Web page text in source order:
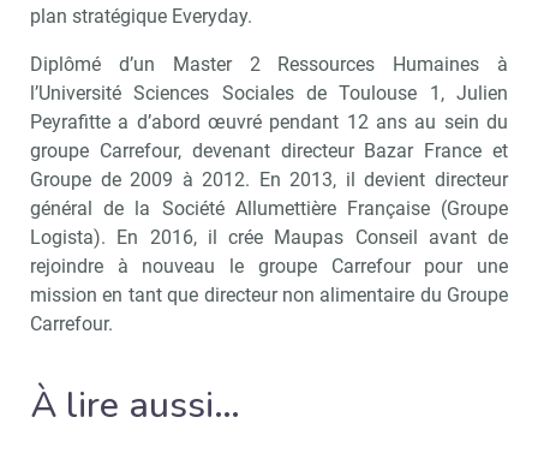
plan stratégique Everyday.
Diplômé d’un Master 2 Ressources Humaines à
l’Université Sciences Sociales de Toulouse 1, Julien
Peyrafitte a d’abord œuvré pendant 12 ans au sein du
groupe Carrefour, devenant directeur Bazar France et
Groupe de 2009 à 2012. En 2013, il devient directeur
général de la Société Allumettière Française (Groupe
Logista). En 2016, il crée Maupas Conseil avant de
rejoindre à nouveau le groupe Carrefour pour une
mission en tant que directeur non alimentaire du Groupe
Carrefour.
À lire aussi…